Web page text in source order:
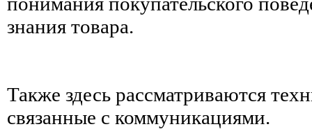
знания товара.
Также здесь рассматриваются
связанные с коммуникациями.